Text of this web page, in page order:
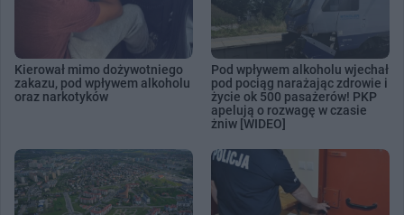
Kierował mimo dożywotniego
zakazu, pod wpływem alkoholu
oraz narkotyków
Pod wpływem alkoholu wjechał
pod pociąg narażając zdrowie i
życie ok 500 pasażerów! PKP
apelują o rozwagę w czasie
żniw [WIDEO]